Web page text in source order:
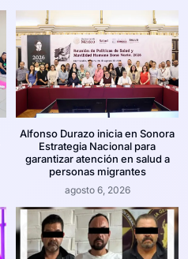
Alfonso Durazo inicia en Sonora
Estrategia Nacional para
garantizar atención en salud a
personas migrantes
agosto 6, 2026